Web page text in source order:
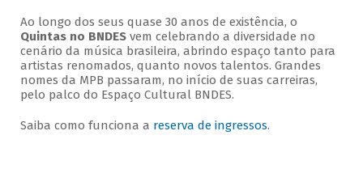
Ao longo dos seus quase 30 anos de existência, o
Quintas no BNDESvem celebrando a diversidade no
cenário da música brasileira, abrindo espaço tanto para
artistas renomados, quanto novos talentos. Grandes
nomes da MPB passaram, no início de suas carreiras,
pelo palco do Espaço Cultural BNDES.
Saiba como funciona a reserva de ingressos.